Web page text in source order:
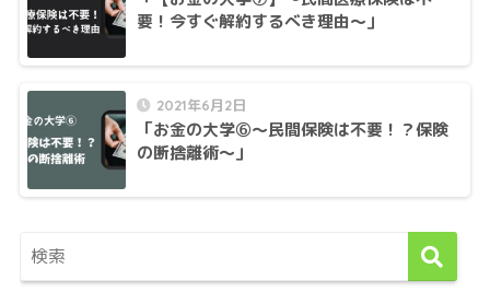
要！今すぐ解約するべき理由〜」
2021年6月2日
「お金の大学⑥〜民間保険は不要！？保険
の断捨離術〜」